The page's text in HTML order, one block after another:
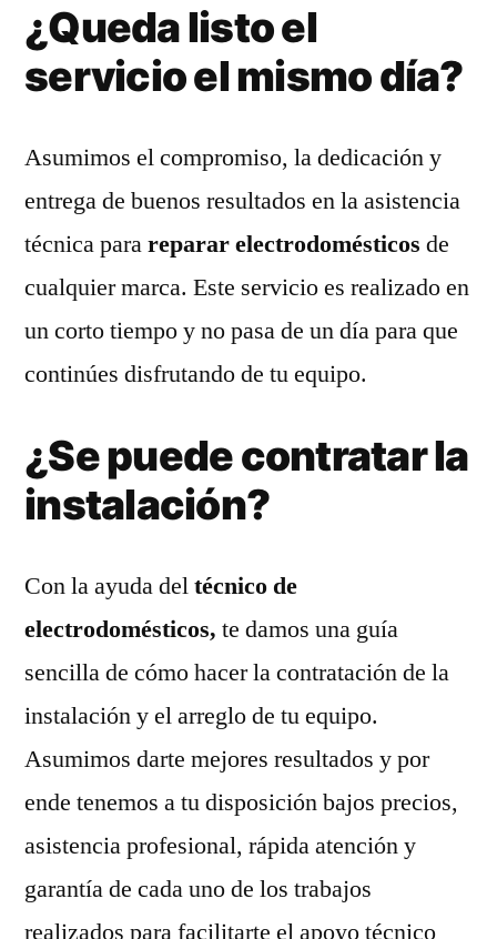
¿Queda listo el
servicio el mismo día?
Asumimos el compromiso, la dedicación y
entrega de buenos resultados en la asistencia
técnica parareparar electrodomésticos de
cualquier marca. Este servicio es realizado en
un corto tiempo y no pasa de un día para que
continúes disfrutando de tu equipo.
¿Se puede contratar la
instalación?
Con la ayuda deltécnico de
electrodomésticos, te damos una guía
sencilla de cómo hacer la contratación de la
instalación y el arreglo de tu equipo.
Asumimos darte mejores resultados y por
ende tenemos a tu disposición bajos precios,
asistencia profesional, rápida atención y
garantía de cada uno de los trabajos
realizados para facilitarte el apoyo técnico